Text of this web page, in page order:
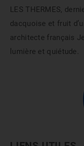
LES THERMES,
dacquoise et fruit
architecte français
lumière et quiétude.